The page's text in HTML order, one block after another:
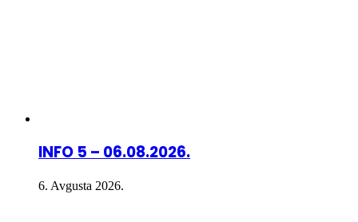
INFO 5 – 06.08.2026.
6. Avgusta 2026.